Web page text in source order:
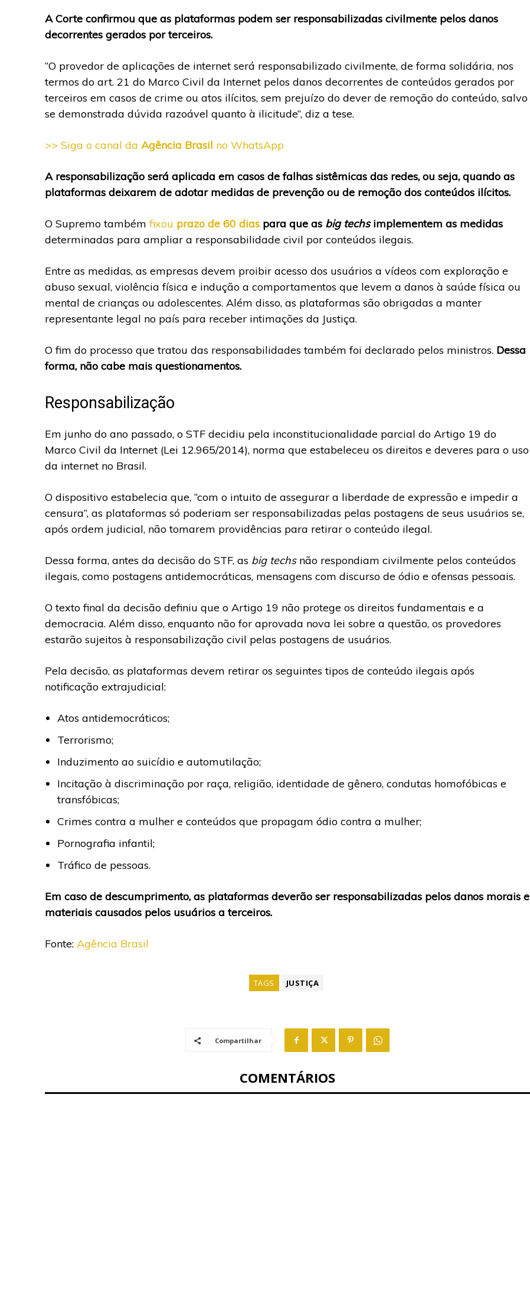
A Corte confirmou que as plataformas podem ser responsabilizadas civilmente pelos danos
decorrentes gerados por terceiros.
“O provedor de aplicações de internet será responsabilizado civilmente, de forma solidária, nos
termos do art. 21 do Marco Civil da Internet pelos danos decorrentes de conteúdos gerados por
terceiros em casos de crime ou atos ilícitos, sem prejuízo do dever de remoção do conteúdo, salvo
se demonstrada dúvida razoável quanto à ilicitude”, diz a tese.
>> Siga o canal da Agência Brasil no WhatsApp
A responsabilização será aplicada em casos de falhas sistêmicas das redes, ou seja, quando as
plataformas deixarem de adotar medidas de prevenção ou de remoção dos conteúdos ilícitos.
O Supremo também fixou prazo de 60 dias para que as big techsimplementem as medidas
determinadas para ampliar a responsabilidade civil por conteúdos ilegais.
Entre as medidas, as empresas devem proibir acesso dos usuários a vídeos com exploração e
abuso sexual, violência física e indução a comportamentos que levem a danos à saúde física ou
mental de crianças ou adolescentes. Além disso, as plataformas são obrigadas a manter
representante legal no país para receber intimações da Justiça.
O fim do processo que tratou das responsabilidades também foi declarado pelos ministros. Dessa
forma, não cabe mais questionamentos.
Responsabilização
Em junho do ano passado, o STF decidiu pela inconstitucionalidade parcial do Artigo 19 do
Marco Civil da Internet (Lei 12.965/2014), norma que estabeleceu os direitos e deveres para o uso
da internet no Brasil.
O dispositivo estabelecia que, “com o intuito de assegurar a liberdade de expressão e impedir a
censura”, as plataformas só poderiam ser responsabilizadas pelas postagens de seus usuários se,
após ordem judicial, não tomarem providências para retirar o conteúdo ilegal.
Dessa forma, antes da decisão do STF, as big techsnão respondiam civilmente pelos conteúdos
ilegais, como postagens antidemocráticas, mensagens com discurso de ódio e ofensas pessoais.
O texto final da decisão definiu que o Artigo 19 não protege os direitos fundamentais e a
democracia. Além disso, enquanto não for aprovada nova lei sobre a questão, os provedores
estarão sujeitos à responsabilização civil pelas postagens de usuários.
Pela decisão, as plataformas devem retirar os seguintes tipos de conteúdo ilegais após
notificação extrajudicial:
Atos antidemocráticos;
Terrorismo;
Induzimento ao suicídio e automutilação;
Incitação à discriminação por raça, religião, identidade de gênero, condutas homofóbicas e
transfóbicas;
Crimes contra a mulher e conteúdos que propagam ódio contra a mulher;
Pornografia infantil;
Tráfico de pessoas.
Em caso de descumprimento, as plataformas deverão ser responsabilizadas pelos danos morais e
materiais causados pelos usuários a terceiros.
Fonte: Agência Brasil
TAGS JUSTIÇA
Compartilhar
COMENTÁRIOS